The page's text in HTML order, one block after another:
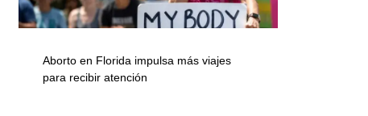
Aborto en Florida impulsa más viajes
para recibir atención